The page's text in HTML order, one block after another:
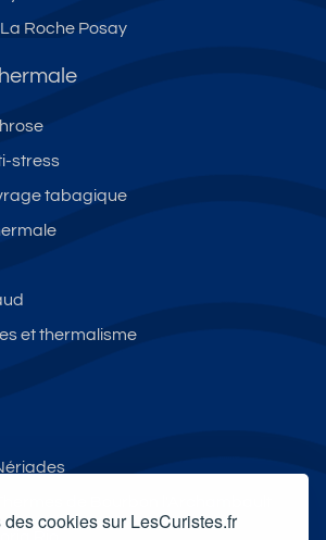
cookies sur LesCuristes.fr
Roche Posay
stress
tabagique
et thermalisme